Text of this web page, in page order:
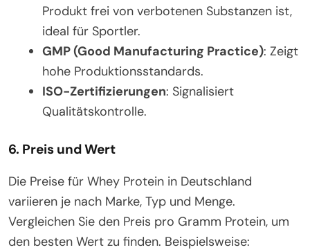
Produkt frei von verbotenen Substanzen ist,
ideal für Sportler.
GMP (Good Manufacturing Practice): Zeigt
hohe Produktionsstandards.
ISO-Zertifizierungen: Signalisiert
Qualitätskontrolle.
6. Preis und Wert
Die Preise für Whey Protein in Deutschland
variieren je nach Marke, Typ und Menge.
Vergleichen Sie den Preis pro Gramm Protein, um
den besten Wert zu finden. Beispielsweise: